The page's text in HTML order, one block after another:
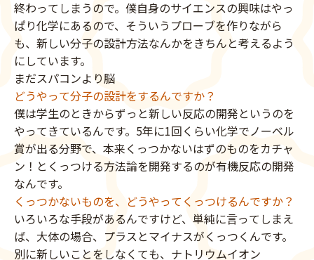
終わってしまうので。僕自身のサイエンスの興味はやっ
ぱり化学にあるので、そういうプローブを作りながら
も、新しい分子の設計方法なんかをきちんと考えるよう
にしています。
まだスパコンより脳
どうやって分子の設計をするんですか？
僕は学生のときからずっと新しい反応の開発というのを
やってきているんです。5年に1回くらい化学でノーベル
賞が出る分野で、本来くっつかないはずのものをカチャ
ン！とくっつける方法論を開発するのが有機反応の開発
なんです。
くっつかないものを、どうやってくっつけるんですか？
いろいろな手段があるんですけど、単純に言ってしまえ
ば、大体の場合、プラスとマイナスがくっつくんです。
別に新しいことをしなくても、ナトリウムイオン